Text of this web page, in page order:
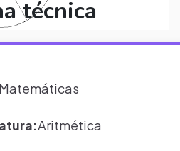
técnica
Matemáticas
Aritmética